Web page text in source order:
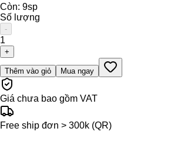
Còn: 9sp
Số lượng
-
1
+
Thêm vào giỏ Mua ngay
Giá chưa bao gồm VAT
Free ship đơn > 300k (QR)